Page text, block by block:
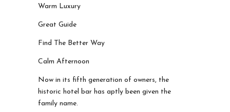
Warm Luxury
Great Guide
Find The Better Way
Calm Afternoon
Now in its fifth generation of owners, the
historic hotel bar has aptly been given the
family name.